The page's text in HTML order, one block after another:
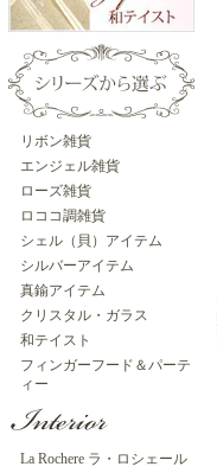
リボン雑貨
エンジェル雑貨
ローズ雑貨
ロココ調雑貨
シェル（貝）アイテム
シルバーアイテム
真鍮アイテム
クリスタル・ガラス
和テイスト
フィンガーフード＆パーテ
ィー
La Rochere ラ・ロシェール